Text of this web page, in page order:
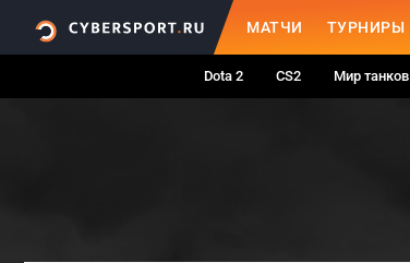
МАТЧИ ТУРНИРЫ
Dota 2 CS2 Мир танков